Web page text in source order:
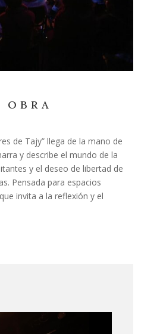
OBRA
de Tajy” llega de la mano de
y describe el mundo de la
y el deseo de libertad de
Pensada para espacios
invita a la reflexión y el